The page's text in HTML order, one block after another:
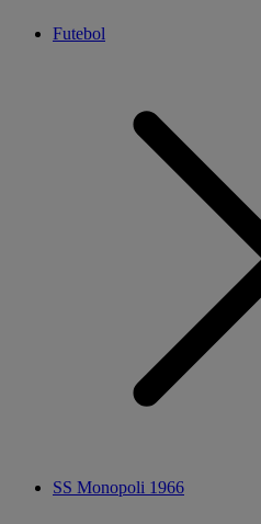
Futebol
SS Monopoli 1966